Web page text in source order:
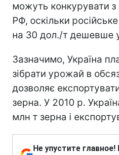
можуть конкурувати з
РФ, оскільки
на 30 дол./т дешевше
Зазначимо, Україна
зібрати урожай в
дозволяє
зерна. У 2010 р.
млн т зерна і
Не упустите